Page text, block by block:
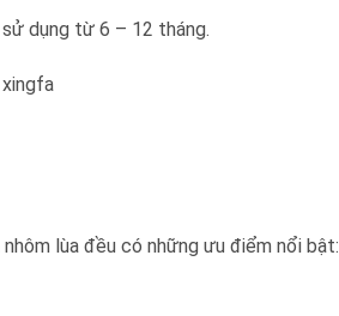
dụng từ 6 – 12 tháng.
lùa đều có những ưu điểm nổi bật: